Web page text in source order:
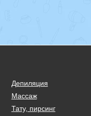
Депиляция
Массаж
Тату, пирсинг